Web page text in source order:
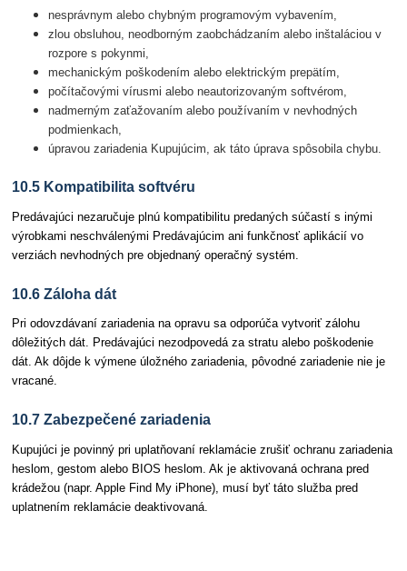
nesprávnym alebo chybným programovým vybavením,
zlou obsluhou, neodborným zaobchádzaním alebo inštaláciou v
rozpore s pokynmi,
mechanickým poškodením alebo elektrickým prepätím,
počítačovými vírusmi alebo neautorizovaným softvérom,
nadmerným zaťažovaním alebo používaním v nevhodných
podmienkach,
úpravou zariadenia Kupujúcim, ak táto úprava spôsobila chybu.
10.5 Kompatibilita softvéru
Predávajúci nezaručuje plnú kompatibilitu predaných súčastí s inými
výrobkami neschválenými Predávajúcim ani funkčnosť aplikácií vo
verziách nevhodných pre objednaný operačný systém.
10.6 Záloha dát
Pri odovzdávaní zariadenia na opravu sa odporúča vytvoriť zálohu
dôležitých dát. Predávajúci nezodpovedá za stratu alebo poškodenie
dát. Ak dôjde k výmene úložného zariadenia, pôvodné zariadenie nie je
vracané.
10.7 Zabezpečené zariadenia
Kupujúci je povinný pri uplatňovaní reklamácie zrušiť ochranu zariadenia
heslom, gestom alebo BIOS heslom. Ak je aktivovaná ochrana pred
krádežou (napr. Apple Find My iPhone), musí byť táto služba pred
uplatnením reklamácie deaktivovaná.